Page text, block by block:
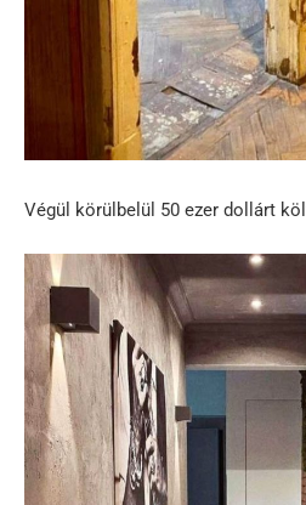
Végül körülbelül 50 ezer dollárt